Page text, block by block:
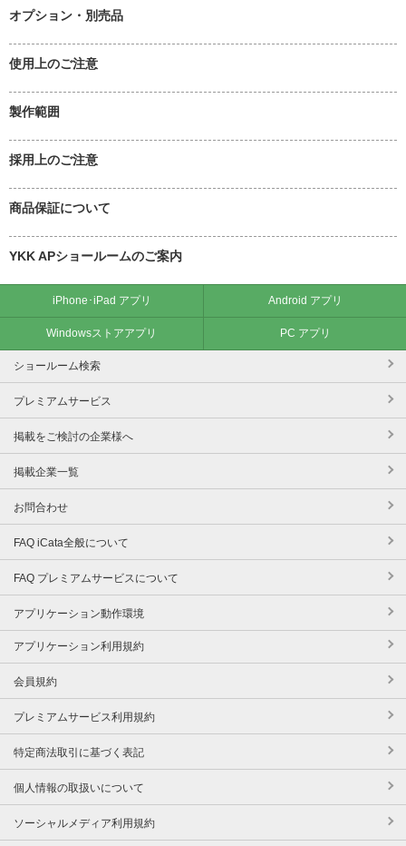
オプション・別売品
使用上のご注意
製作範囲
採用上のご注意
商品保証について
YKK APショールームのご案内
iPhone･iPad アプリ Android アプリ
Windowsストアアプリ PC アプリ
ショールーム検索
プレミアムサービス
掲載をご検討の企業様へ
掲載企業一覧
お問合わせ
FAQ iCata全般について
FAQ プレミアムサービスについて
アプリケーション動作環境
アプリケーション利用規約
会員規約
プレミアムサービス利用規約
特定商法取引に基づく表記
個人情報の取扱いについて
ソーシャルメディア利用規約